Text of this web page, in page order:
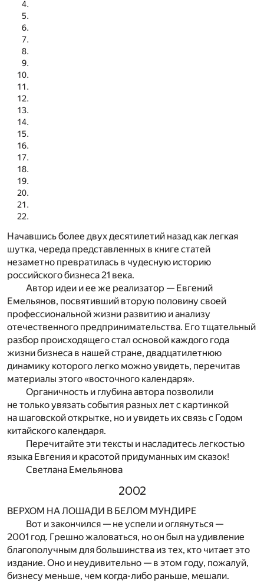
Начавшись более двух десятилетий назад как легкая
шутка, череда представленных в книге статей
незаметно превратилась в чудесную историю
российского бизнеса 21 века.
Автор идеи и ее же реализатор — Евгений
Емельянов, посвятивший вторую половину своей
профессиональной жизни развитию и анализу
отечественного предпринимательства. Его тщательный
разбор происходящего стал основой каждого года
жизни бизнеса в нашей стране, двадцатилетнюю
динамику которого легко можно увидеть, перечитав
материалы этого «восточного календаря».
Органичность и глубина автора позволили
не только увязать события разных лет с картинкой
на шаговской открытке, но и увидеть их связь с Годом
китайского календаря.
Перечитайте эти тексты и насладитесь легкостью
языка Евгения и красотой придуманных им сказок!
Светлана Емельянова
2002
ВЕРХОМ НА ЛОШАДИ В БЕЛОМ МУНДИРЕ
Вот и закончился — не успели и оглянуться —
2001 год. Грешно жаловаться, но он был на удивление
благополучным для большинства из тех, кто читает это
издание. Оно и неудивительно — в этом году, пожалуй,
бизнесу меньше, чем когда-либо раньше, мешали.